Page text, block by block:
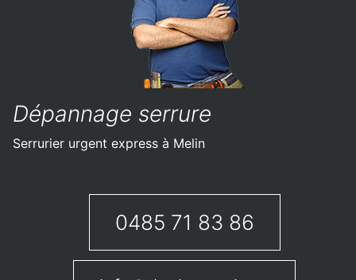
Dépannage serrure
Serrurier urgent express à Melin
0485 71 83 86